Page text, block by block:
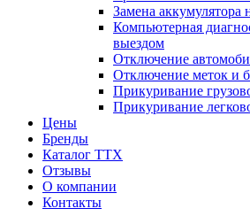
Замена
Компьютерная
выездом
Отключение
Отключение меток и
Прикуривание
Прикуривание
Цены
Бренды
Каталог ТТХ
Отзывы
О компании
Контакты